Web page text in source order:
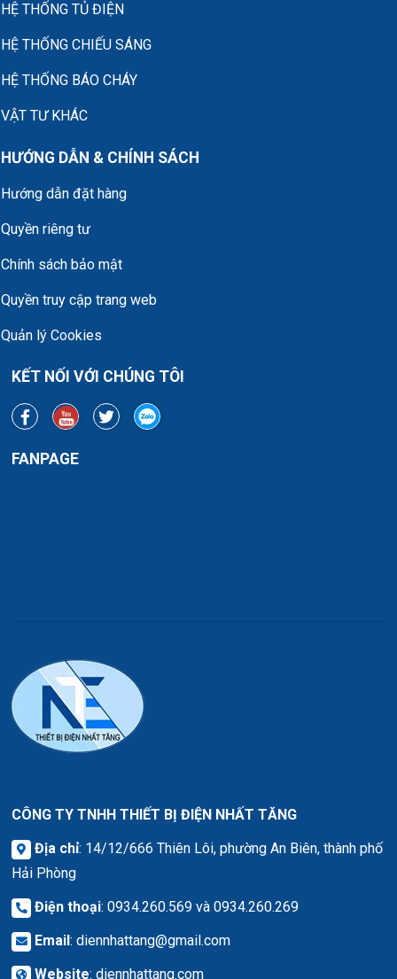
HỆ THỐNG TỦ ĐIỆN
HỆ THỐNG CHIẾU SÁNG
HỆ THỐNG BÁO CHÁY
VẬT TƯ KHÁC
HƯỚNG DẪN & CHÍNH SÁCH
Hướng dẫn đặt hàng
Quyền riêng tư
Chính sách bảo mật
Quyền truy cập trang web
Quản lý Cookies
KẾT NỐI VỚI CHÚNG TÔI
FANPAGE
CÔNG TY TNHH THIẾT BỊ ĐIỆN NHẤT TĂNG
Địa chỉ: 14/12/666 Thiên Lôi, phường An Biên, thành phố
Hải Phòng
Điện thoại: 0934.260.569 và 0934.260.269
Email : diennhattang@gmail.com
Website: diennhattang.com